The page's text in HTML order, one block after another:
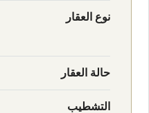
نوع العقار
حالة العقار
التشطيب